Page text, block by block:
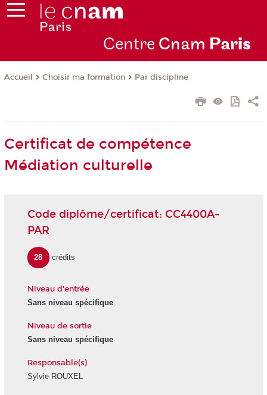
Centre Cnam Paris
Accueil Choisir ma formation Par discipline
Certificat de compétence
Médiation culturelle
Code diplôme/certificat: CC4400A-
PAR
28 crédits
Niveau d'entrée
Sans niveau spécifique
Niveau de sortie
Sans niveau spécifique
Responsable(s)
Sylvie ROUXEL